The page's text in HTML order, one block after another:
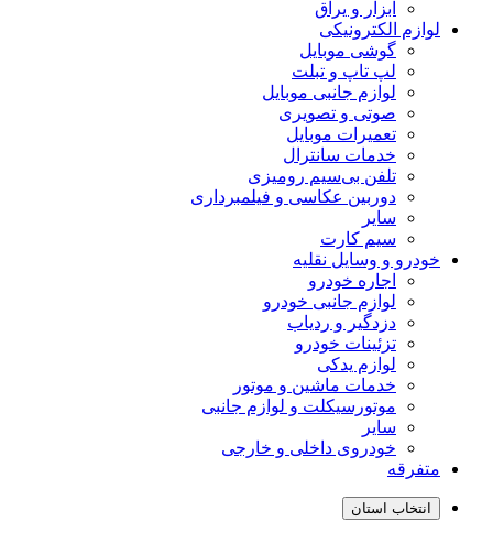
ابزار و یراق
لوازم الکترونیکی
گوشی موبایل
لپ تاپ و تبلت
لوازم جانبی موبایل
صوتی و تصویری
تعمیرات موبایل
خدمات سانترال
تلفن بی‌سیم رومیزی
دوربین عکاسی و فیلمبرداری
سایر
سیم کارت
خودرو و وسایل نقلیه
اجاره خودرو
لوازم جانبی خودرو
دزدگیر و ردیاب
تزئینات خودرو
لوازم یدکی
خدمات ماشین و موتور
موتورسیکلت و لوازم جانبی
سایر
خودروی داخلی و خارجی
متفرقه
انتخاب استان